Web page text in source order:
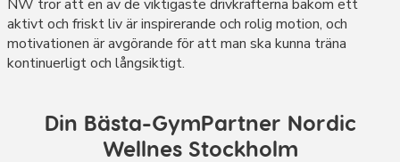
NW tror att en av de viktigaste drivkrafterna bakom ett
aktivt och friskt liv är inspirerande och rolig motion, och
motivationen är avgörande för att man ska kunna träna
kontinuerligt och långsiktigt.
Din Bästa-GymPartner Nordic
Wellnes Stockholm